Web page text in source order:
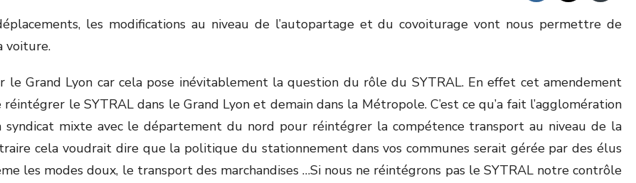
les modifications au niveau de l’autopartage et du covoiturage vont nous permettre de
voiture.
le Grand Lyon car cela pose inévitablement la question du rôle du SYTRAL. En effet cet amendement
le SYTRAL dans le Grand Lyon et demain dans la Métropole. C’est ce qu’a fait l’agglomération
mixte avec le département du nord pour réintégrer la compétence transport au niveau de la
cela voudrait dire que la politique du stationnement dans vos communes serait gérée par des élus
les modes doux, le transport des marchandises …Si nous ne réintégrons pas le SYTRAL notre contrôle